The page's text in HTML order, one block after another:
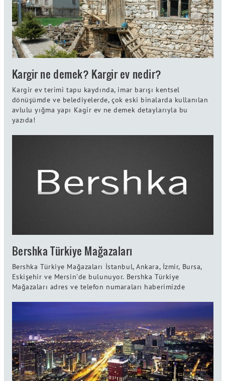
Kargir ne demek? Kargir ev nedir?
Kargir ev terimi tapu kaydında, imar barışı kentsel
dönüşümde ve belediyelerde, çok eski binalarda kullanılan
avlulu yığma yapı Kagir ev ne demek detaylarıyla bu
yazıda!
Bershka Türkiye Mağazaları
Bershka Türkiye Mağazaları İstanbul, Ankara, İzmir, Bursa,
Eskişehir ve Mersin'de bulunuyor. Bershka Türkiye
Mağazaları adres ve telefon numaraları haberimizde